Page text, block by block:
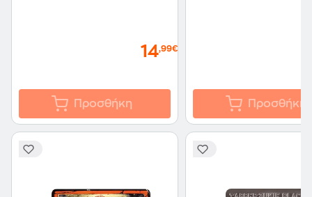
14,99€
Προσθήκη Προσθήκη